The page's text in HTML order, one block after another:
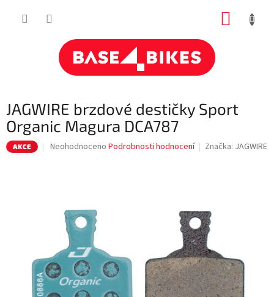
JAGWIRE brzdové destičky Sport
Organic Magura DCA787
AKCE
Průměrné
hvězdiček.
Neohodnoceno Podrobnosti hodnocení Značka: JAGWIRE